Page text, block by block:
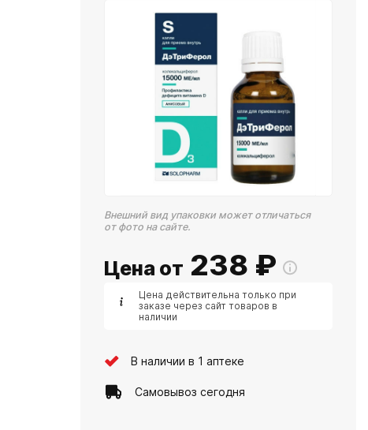
Внешний вид упаковки может отличаться
от фото на сайте.
Цена от 238 ₽
Цена действительна только при
заказе через сайт товаров в
наличии
В наличии в 1 аптеке
Самовывоз сегодня